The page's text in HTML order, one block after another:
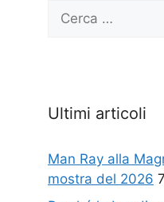
Ricerca
Ultimi articoli
Man Ray alla
mostra del 2026